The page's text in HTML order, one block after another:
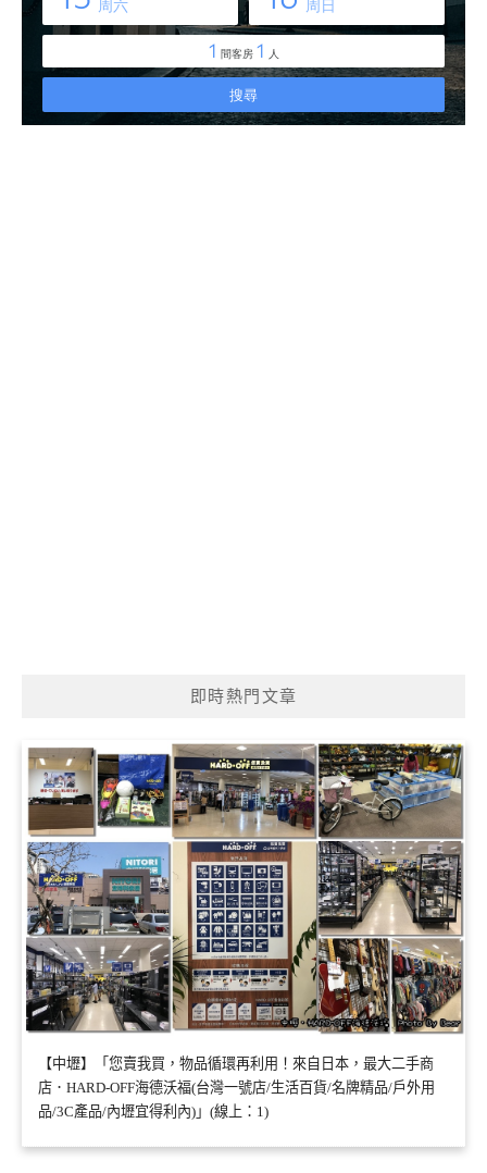
即時熱門文章
【中壢】「您賣我買，物品循環再利用！來自日本，最大二手商
店．HARD-OFF海德沃福(台灣一號店/生活百貨/名牌精品/戶外用
品/3C產品/內壢宜得利內)」(線上：1)